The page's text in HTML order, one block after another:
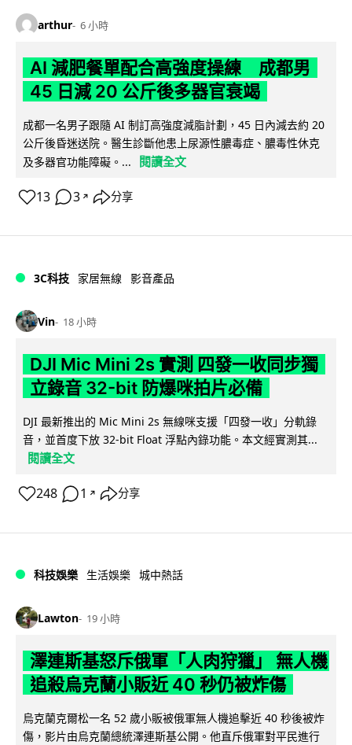
arthur 6 小時
AI 減肥餐單配合高強度操練 成都男
45 日減 20 公斤後多器官衰竭
成都一名男子跟隨 AI 制訂高強度減脂計劃，45 日內減去約 20
公斤後昏迷送院。醫生診斷他患上尿源性膿毒症、膿毒性休克
及多器官功能障礙。...
閱讀全文
13 3 ↗ 分享
3C科技 家居無線 影音產品
Vin 18 小時
DJI Mic Mini 2s 實測 四發一收同步獨
立錄音 32-bit 防爆咪拍片必備
DJI 最新推出的 Mic Mini 2s 無線咪支援「四發一收」分軌錄
音，並首度下放 32-bit Float 浮點內錄功能。本文經實測其...
閱讀全文
248 1 ↗ 分享
科技娛樂 生活娛樂 城中熱話
Lawton 19 小時
澤連斯基怒斥俄軍「人肉狩獵」 無人機
追殺烏克蘭小販近 40 秒仍被炸傷
烏克蘭克爾松一名 52 歲小販被俄軍無人機追擊近 40 秒後被炸
傷，影片由烏克蘭總統澤連斯基公開。他直斥俄軍對平民進行